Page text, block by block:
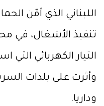
اللبناني الذي أمّن
تنفيذ الأشغال، في
التيار الكهربائي
وأثرت على بلدات
وداريا.